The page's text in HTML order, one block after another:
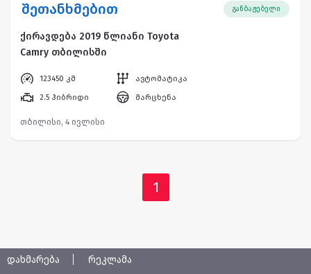
ქირავდება 2019 წლიანი Toyota
Camry თბილისში
123450 კმ ავტომატიკა
2.5 ჰიბრიდი მარცხენა
თბილისი, 4 ივლისი
შეთანხმებით განბაჟებელი
1
დახმარება რეკლამა